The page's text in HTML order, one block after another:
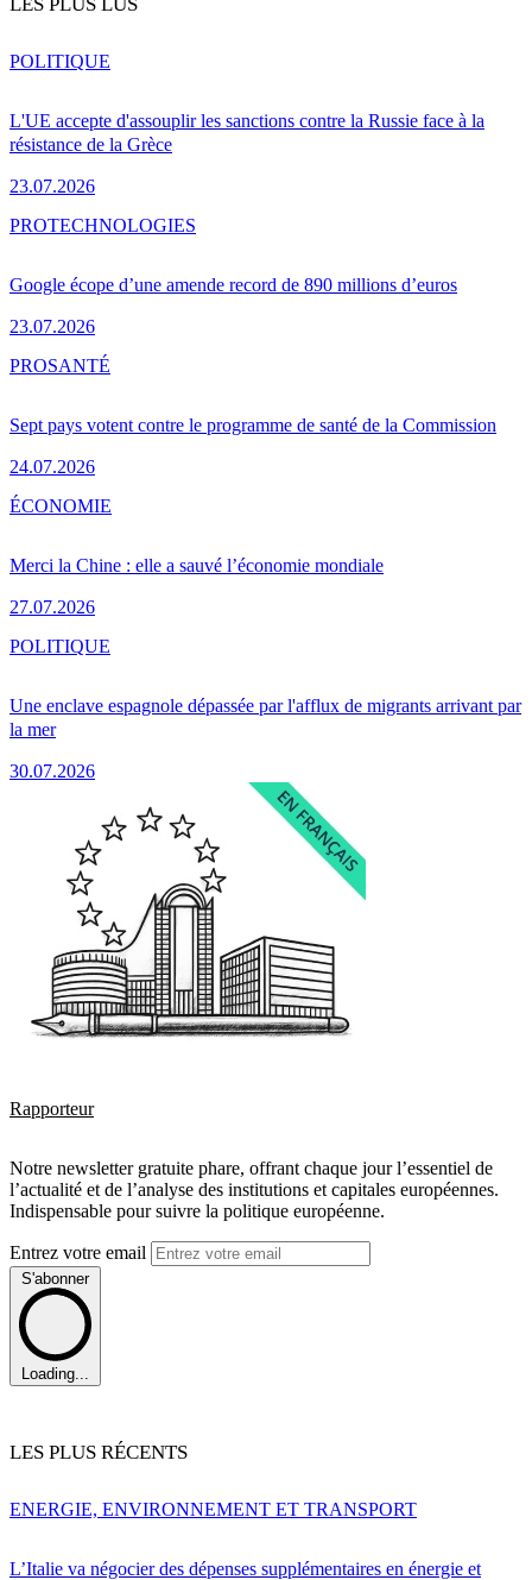
L'UE accepte d'assouplir les sanctions contre la Russie face à la
résistance de la Grèce
23.07.2026
POLITIQUE
Google écope d’une amende record de 890 millions d’euros
23.07.2026
PROTECHNOLOGIES
Sept pays votent contre le programme de santé de la Commission
24.07.2026
PROSANTÉ
Merci la Chine : elle a sauvé l’économie mondiale
27.07.2026
ÉCONOMIE
Une enclave espagnole dépassée par l'afflux de migrants arrivant par
la mer
30.07.2026
POLITIQUE
Rapporteur
Notre newsletter gratuite phare, offrant chaque jour l’essentiel de
l’actualité et de l’analyse des institutions et capitales européennes.
Indispensable pour suivre la politique européenne.
Entrez votre email
S'abonner
Loading...
LES PLUS RÉCENTS
L’Italie va négocier des dépenses supplémentaires en énergie et
ENERGIE, ENVIRONNEMENT ET TRANSPORT